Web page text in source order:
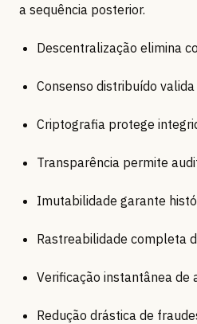
a sequência posterior.
Descentralização elimina
Consenso distribuído
Criptografia protege
Transparência permite
Imutabilidade garante
Rastreabilidade completa
Verificação instantânea de
Redução drástica de